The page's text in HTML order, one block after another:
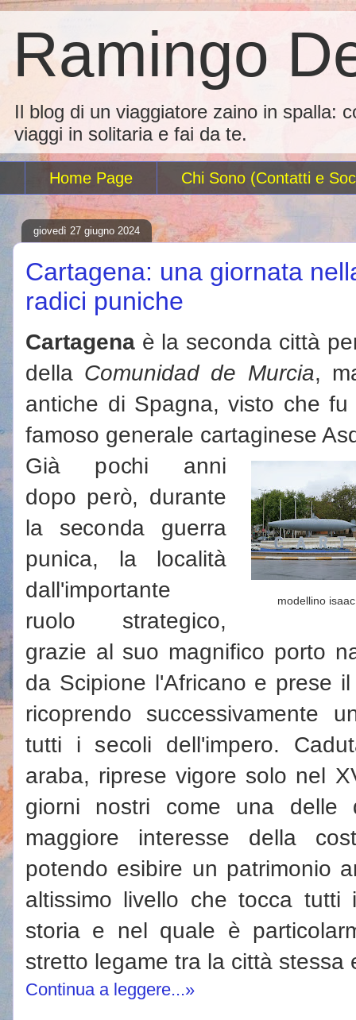
Ramingo
Il blog di un viaggiatore zaino in spalla:
viaggi in solitaria e fai da te.
Home Page Chi Sono (Contatti e
giovedì 27 giugno 2024
Cartagena: una giornata
radici puniche
Cartagena è la seconda città
della Comunidad de Murcia,
antiche di Spagna, visto che
famoso generale cartaginese
modellino
Già pochi anni
dopo però, durante
la seconda guerra
punica, la località
dall'importante
ruolo strategico,
grazie al suo magnifico porto
da Scipione l'Africano e prese
ricoprendo successivamente
tutti i secoli dell'impero.
araba, riprese vigore solo nel
giorni nostri come una delle
maggiore interesse della
potendo esibire un patrimonio
altissimo livello che tocca
storia e nel quale è
stretto legame tra la città stessa
Continua a leggere...»